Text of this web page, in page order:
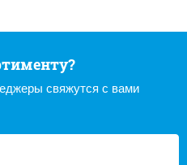
свяжутся с вами